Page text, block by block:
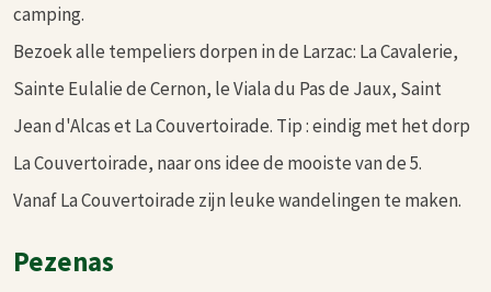
camping.
Bezoek alle tempeliers dorpen in de Larzac: La Cavalerie,
Sainte Eulalie de Cernon, le Viala du Pas de Jaux, Saint
Jean d'Alcas et La Couvertoirade. Tip : eindig met het dorp
La Couvertoirade, naar ons idee de mooiste van de 5.
Vanaf La Couvertoirade zijn leuke wandelingen te maken.
Pezenas